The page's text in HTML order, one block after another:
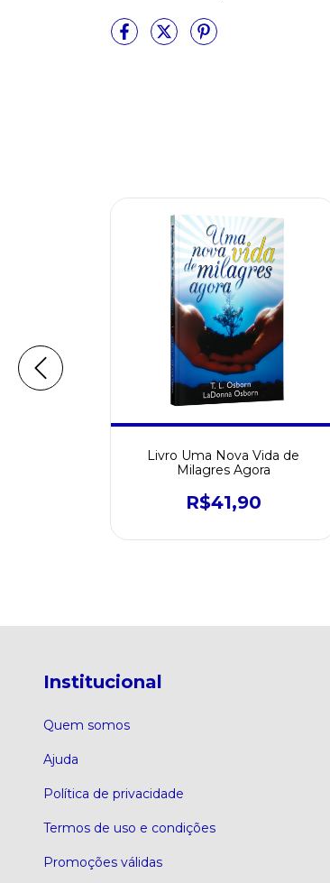
Livro Uma Nova Vida de
Milagres Agora
R$41,90
Institucional
Quem somos
Ajuda
Política de privacidade
Termos de uso e condições
Promoções válidas